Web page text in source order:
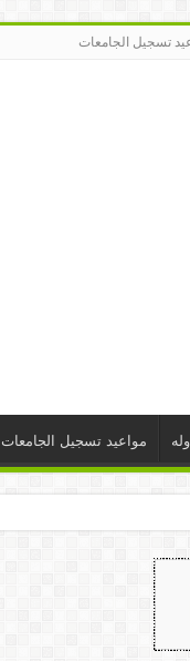
تسجيل الجامعات
مواعيد تسجيل الجامعات